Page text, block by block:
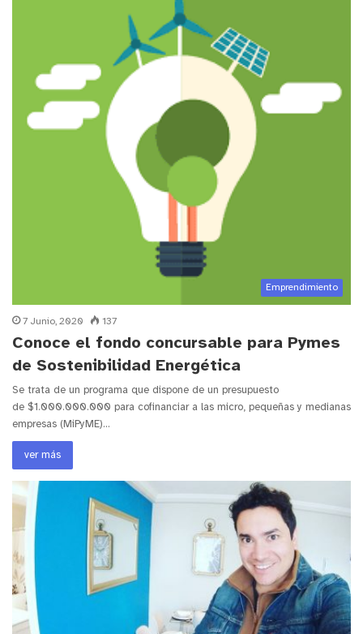
Emprendimiento
7 Junio, 2020 137
Conoce el fondo concursable para Pymes
de Sostenibilidad Energética
Se trata de un programa que dispone de un presupuesto
de $1.000.000.000 para cofinanciar a las micro, pequeñas y medianas
empresas (MiPyME)…
ver más